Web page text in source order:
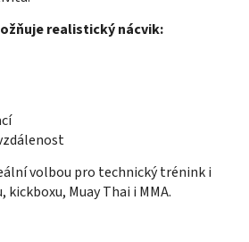
realistický nácvik:
volbou pro technický trénink i
Muay Thai i MMA.